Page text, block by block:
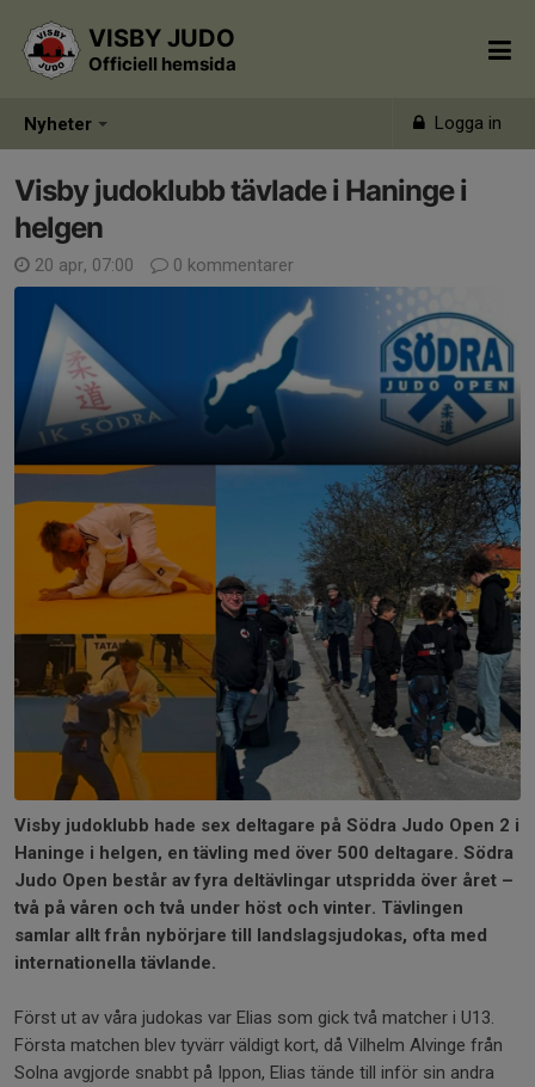
Nyheter Logga in
VISBY JUDO
Officiell hemsida
Visby judoklubb tävlade i Haninge i
helgen
20 apr, 07:00 0 kommentarer
Visby judoklubb hade sex deltagare på Södra Judo Open 2 i
Haninge i helgen, en tävling med över 500 deltagare. Södra
Judo Open består av fyra deltävlingar utspridda över året –
två på våren och två under höst och vinter. Tävlingen
samlar allt från nybörjare till landslagsjudokas, ofta med
internationella tävlande.
Först ut av våra judokas var Elias som gick två matcher i U13.
Första matchen blev tyvärr väldigt kort, då Vilhelm Alvinge från
Solna avgjorde snabbt på Ippon, Elias tände till inför sin andra